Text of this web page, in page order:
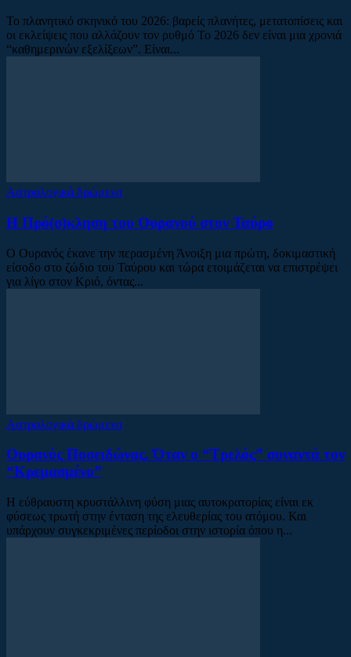
Το πλανητικό σκηνικό του 2026: βαρείς πλανήτες, μετατοπίσεις και
οι εκλείψεις που αλλάζουν τον ρυθμό Το 2026 δεν είναι μια χρονιά
“καθημερινών εξελίξεων”. Είναι...
Αστρολογικά δρώμενα
Η Πρό(σ)κληση του Ουρανού στον Ταύρο
Ο Ουρανός έκανε την περασμένη Άνοιξη μια πρώτη, δοκιμαστική
είσοδο στο ζώδιο του Ταύρου και τώρα ετοιμάζεται να επιστρέψει
για λίγο στον Κριό, όντας...
Αστρολογικά δρώμενα
Ουρανός Ποσειδώνας. Όταν ο “Τρελός” συναντά τον
“Κρεμασμένο”
Η εύθραυστη κρυστάλλινη φύση μιας αυτοκρατορίας είναι εκ
φύσεως τρωτή στην ένταση της ελευθερίας του ατόμου. Και
υπάρχουν συγκεκριμένες περίοδοι στην ιστορία όπου η...